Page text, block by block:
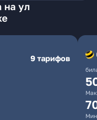
на ул
9 тарифов